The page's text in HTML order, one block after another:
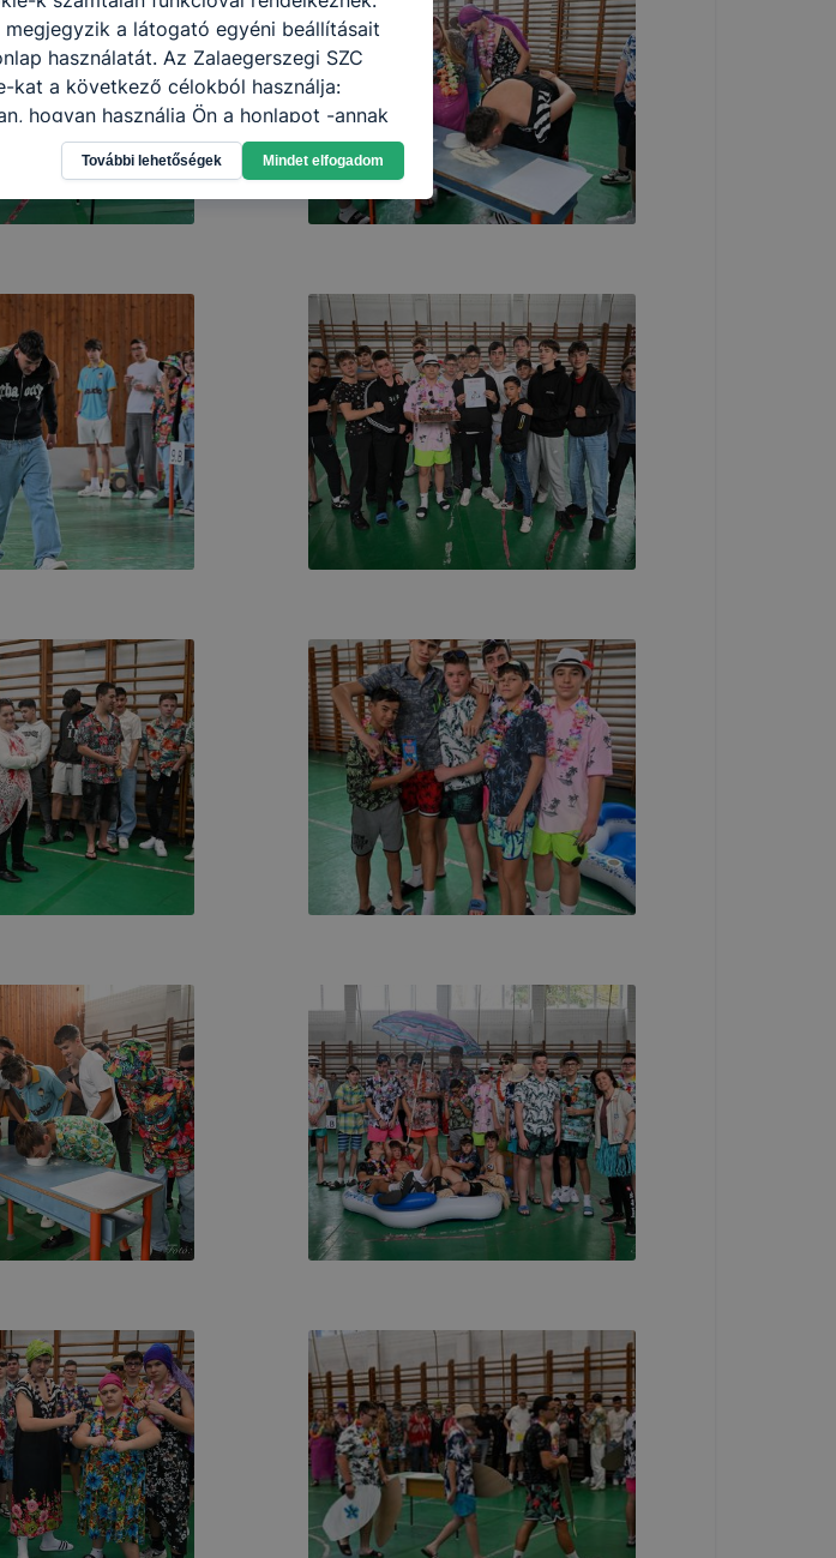
a látogató egyéni beállításait
használatát. Az Zalaegerszegi SZC
kat a következő célokból használja:
hogyan használja Ön a honlapot -annak
látogatja, vagy használja leginkább,
Önnek még jobb felhasználói élményt, ha
Hogyan ellenőrizheti és hogyan
modern böngésző engedélyezi a cookie-k
k célja honlapunk használhatóságának és
tétele, a cookie-k alkalmazásának
hogy felhasználóink nem
teljes körű használatára, vagy a honlap a
További lehetőségek Mindet elfogadom